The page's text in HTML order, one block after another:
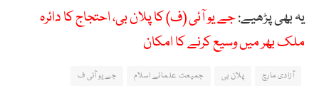
یہ بھی پڑھیے:جے یو آئی (ف) کا پلان بی، احتجاج کا دائرہ
ملک بھر میں وسیع کرنے کا امکان
آزادی مارچ پلان بی جمیعت علمائے اسلام
جے یو آئی ف